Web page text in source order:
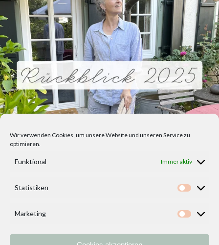
Wir verwenden Cookies, um unsere Website und unseren Service zu
optimieren.
Funktional Immer aktiv
Statistiken
Marketing